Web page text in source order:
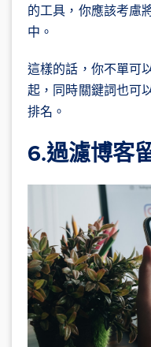
的工具，你應該考慮
中。
這樣的話，你不單可
起，同時關鍵詞也可
排名。
6.過濾博客